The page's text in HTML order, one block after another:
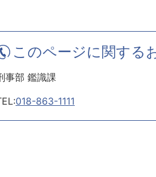
このページに関する
事部 鑑識課
018-863-1111